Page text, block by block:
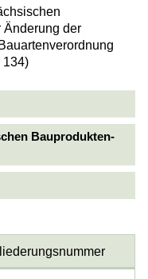
Änderung der
134)
Bauprodukten-